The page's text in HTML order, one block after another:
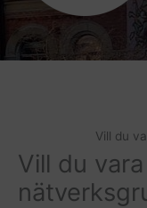
Vill du
Vill du